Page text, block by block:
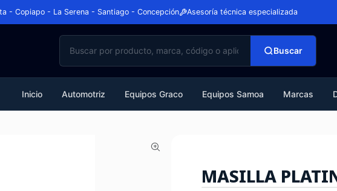
- Copiapo - La Serena - Santiago - Concepción Asesoría técnica especializada
Buscar
Inicio Automotriz Equipos Graco Equipos Samoa Marcas
MASILLA